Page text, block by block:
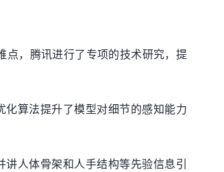
点，腾讯进行了专项的技术研究，提
算法提升了模型对细节的感知能力
讲人体骨架和人手结构等先验信息引